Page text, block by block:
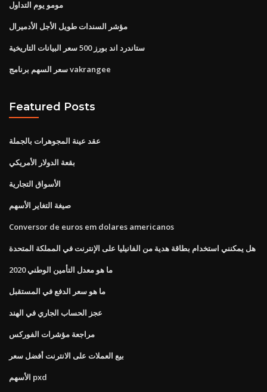
مومو يوم التداول
مؤشر السندات طويل الأجل الأدميرال
ستاندرد اند بورز 500 سعر البيانات التاريخية
سعر السهم برنامج vakrangee
Featured Posts
عقد عينة المجوهرات بالجملة
بقعة الدولار الأمريكي
الأسواق التجارية
صيغة التغاير الأسهم
Conversor de euros em dolares americanos
هل يمكنني استخدام بطاقة هدية من الفانيليا على الإنترنت في المملكة المتحدة
ما هو معدل التأمين الوطني 2020
ما هو سعر الدفع في المستقبل
عجز الحساب الجاري في الهند
مراجعة مؤشرات الفوركس
بيع العملات على الانترنت أفضل سعر
الأسهم pxd